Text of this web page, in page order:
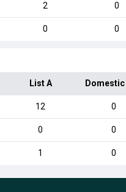
2 0
0 0
List A
12 0
0 0
1 0